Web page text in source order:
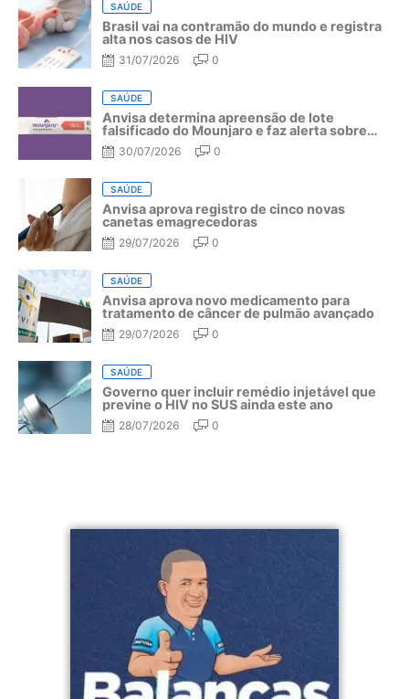
SAÚDE
Brasil vai na contramão do mundo e registra
alta nos casos de HIV
31/07/2026 0
SAÚDE
Anvisa determina apreensão de lote
falsificado do Mounjaro e faz alerta sobre
riscos do medicamento
30/07/2026 0
SAÚDE
Anvisa aprova registro de cinco novas
canetas emagrecedoras
29/07/2026 0
SAÚDE
Anvisa aprova novo medicamento para
tratamento de câncer de pulmão avançado
29/07/2026 0
SAÚDE
Governo quer incluir remédio injetável que
previne o HIV no SUS ainda este ano
28/07/2026 0